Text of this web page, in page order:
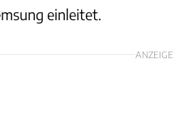
einleitet.
ANZEIGE